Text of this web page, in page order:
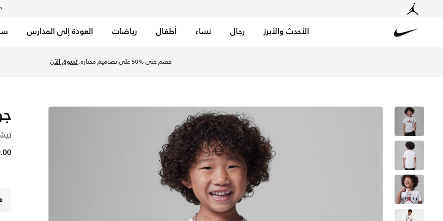
الأحدث والأبرز رجال نساء أطفال رياضات العودة إلى المدارس
خصم حتى %50 على تصاميم مختارة. تسوق الآن